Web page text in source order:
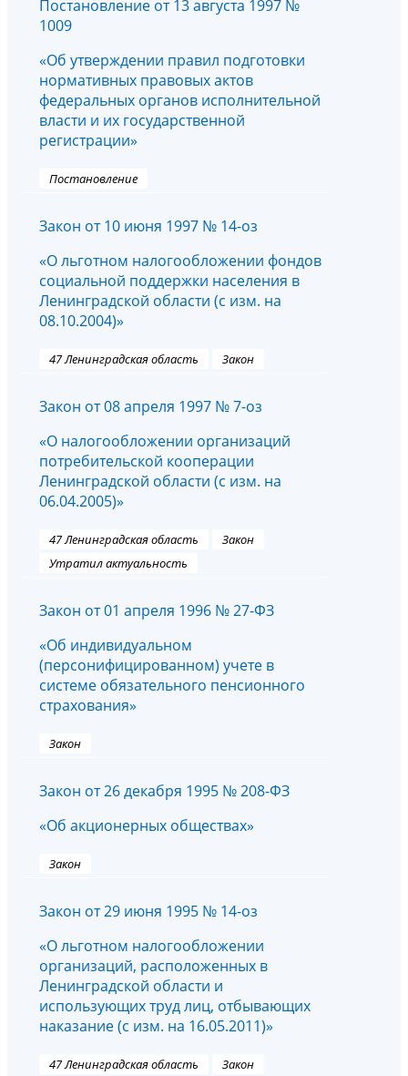
Постановление от 13 августа 1997 №
1009
«Об утверждении правил подготовки
нормативных правовых актов
федеральных органов исполнительной
власти и их государственной
регистрации»
Постановление
Закон от 10 июня 1997 № 14-оз
«О льготном налогообложении фондов
социальной поддержки населения в
Ленинградской области (с изм. на
08.10.2004)»
47 Ленинградская область Закон
Закон от 08 апреля 1997 № 7-оз
«О налогообложении организаций
потребительской кооперации
Ленинградской области (с изм. на
06.04.2005)»
47 Ленинградская область
Закон
Утратил актуальность
Закон от 01 апреля 1996 № 27-ФЗ
«Об индивидуальном
(персонифицированном) учете в
системе обязательного пенсионного
страхования»
Закон
Закон от 26 декабря 1995 № 208-ФЗ
«Об акционерных обществах»
Закон
Закон от 29 июня 1995 № 14-оз
«О льготном налогообложении
организаций, расположенных в
Ленинградской области и
использующих труд лиц, отбывающих
наказание (с изм. на 16.05.2011)»
47 Ленинградская область Закон